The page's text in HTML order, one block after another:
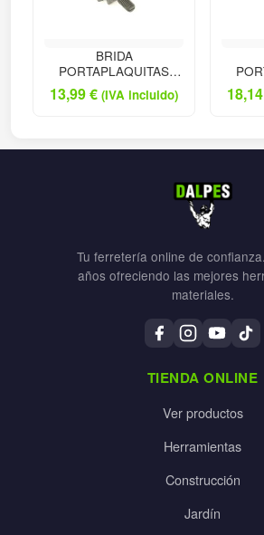
BRIDA
PORTAPLAQUITAS
TORNEADO
13,99€ (IVA incluido) 18,14
Tu ferretería online de
años ofreciendo las mejores
materiales.
TIENDA ONLINE
Ver productos
Herramientas
Construcción
Jardín